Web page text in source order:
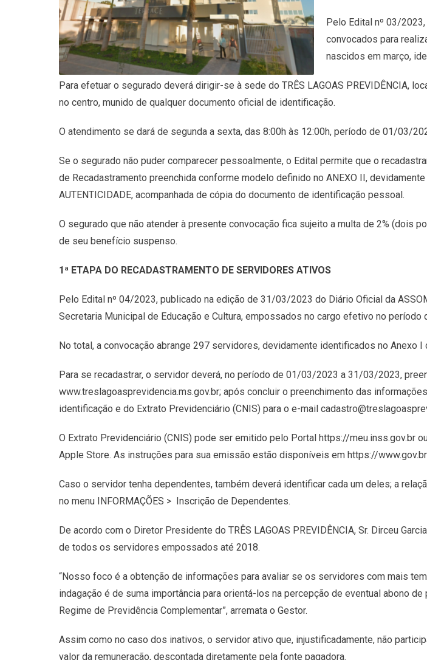
Pelo Edital nº 03/
convocados para
nascidos em março,
Para efetuar o segurado deverá dirigir-se à sede do TRÊS LAGOAS PREVIDÊNCIA,
no centro, munido de qualquer documento oficial de identificação.
O atendimento se dará de segunda a sexta, das 8:00h às 12:00h, período de 01/03/
Se o segurado não puder comparecer pessoalmente, o Edital permite que o
de Recadastramento preenchida conforme modelo definido no ANEXO II,
AUTENTICIDADE, acompanhada de cópia do documento de identificação pessoal.
O segurado que não atender à presente convocação fica sujeito a multa de 2% (dois
de seu benefício suspenso.
1ª ETAPA DO RECADASTRAMENTO DE SERVIDORES ATIVOS
Pelo Edital nº 04/2023, publicado na edição de 31/03/2023 do Diário Oficial da
Secretaria Municipal de Educação e Cultura, empossados no cargo efetivo no
No total, a convocação abrange 297 servidores, devidamente identificados no Anexo I
Para se recadastrar, o servidor deverá, no período de 01/03/2023 a 31/03/2023,
www.treslagoasprevidencia.ms.gov.br; após concluir o preenchimento das
identificação e do Extrato Previdenciário (CNIS) para o e-mail
O Extrato Previdenciário (CNIS) pode ser emitido pelo Portal https://meu.inss.gov.br
Apple Store. As instruções para sua emissão estão disponíveis em https://
Caso o servidor tenha dependentes, também deverá identificar cada um deles; a
no menu INFORMAÇÕES > Inscrição de Dependentes.
De acordo com o Diretor Presidente do TRÊS LAGOAS PREVIDÊNCIA, Sr. Dirceu
de todos os servidores empossados até 2018.
“Nosso foco é a obtenção de informações para avaliar se os servidores com mais
indagação é de suma importância para orientá-los na percepção de eventual abono
Regime de Previdência Complementar”, arremata o Gestor.
Assim como no caso dos inativos, o servidor ativo que, injustificadamente, não
valor da remuneração, descontada diretamente pela fonte pagadora.